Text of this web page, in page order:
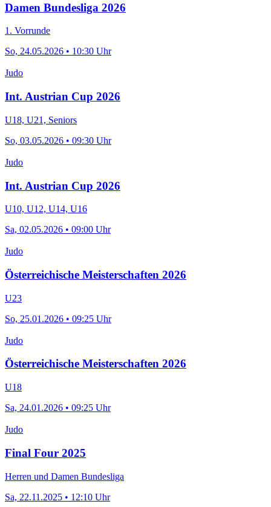
Damen Bundesliga 2026
1. Vorrunde
So, 24.05.2026 • 10:30 Uhr
Judo
Int. Austrian Cup 2026
U18, U21, Seniors
So, 03.05.2026 • 09:30 Uhr
Judo
Int. Austrian Cup 2026
U10, U12, U14, U16
Sa, 02.05.2026 • 09:00 Uhr
Judo
Österreichische Meisterschaften 2026
U23
So, 25.01.2026 • 09:25 Uhr
Judo
Österreichische Meisterschaften 2026
U18
Sa, 24.01.2026 • 09:25 Uhr
Judo
Final Four 2025
Herren und Damen Bundesliga
Sa, 22.11.2025 • 12:10 Uhr